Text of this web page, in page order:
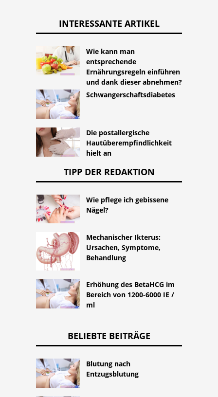
INTERESSANTE ARTIKEL
Wie kann man
entsprechende
Ernährungsregeln einführen
und dank dieser abnehmen?
Schwangerschaftsdiabetes
Die postallergische
Hautüberempfindlichkeit
hielt an
TIPP DER REDAKTION
Wie pflege ich gebissene
Nägel?
Mechanischer Ikterus:
Ursachen, Symptome,
Behandlung
Erhöhung des BetaHCG im
Bereich von 1200-6000 IE /
ml
BELIEBTE BEITRÄGE
Blutung nach
Entzugsblutung